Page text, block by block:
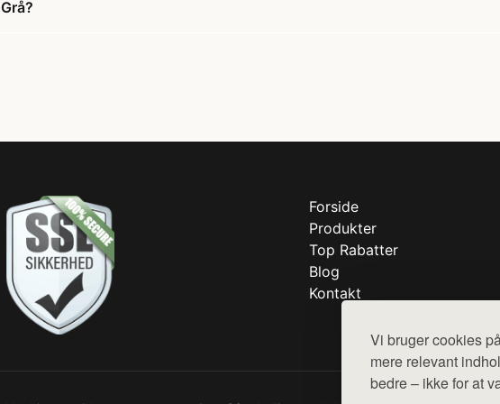
Vi bruger cookies
mere relevant
bedre – ikke for at
Forside
Produkter
Top Rabatter
Blog
Kontakt